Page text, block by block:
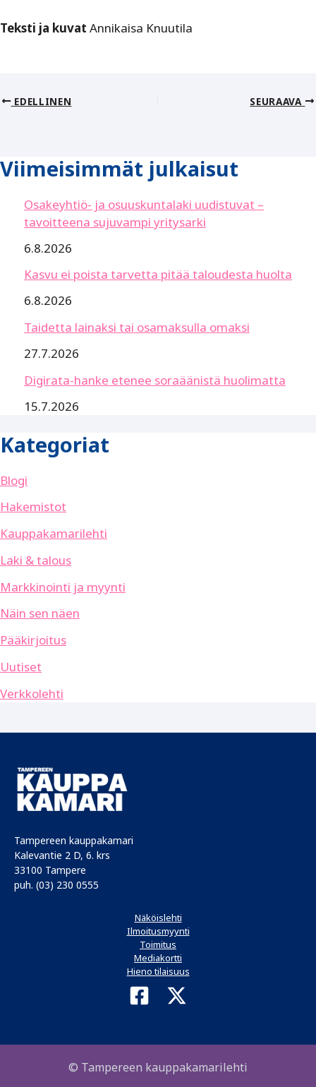
Teksti ja kuvat Annikaisa Knuutila
EDELLINEN SEURAAVA
Viimeisimmät julkaisut
Osakeyhtiö- ja osuuskuntalaki uudistuvat –
tavoitteena sujuvampi yritysarki
6.8.2026
Kasvu ei poista tarvetta pitää taloudesta huolta
6.8.2026
Taidetta lainaksi tai osamaksulla omaksi
27.7.2026
Digirata-hanke etenee soraäänistä huolimatta
15.7.2026
Kategoriat
Blogi
Hakemistot
Kauppakamarilehti
Laki & talous
Markkinointi ja myynti
Näin sen näen
Pääkirjoitus
Uutiset
Verkkolehti
Tampereen kauppakamari
Kalevantie 2 D, 6. krs
33100 Tampere
puh. (03) 230 0555
Näköislehti
Ilmoitusmyynti
Toimitus
Mediakortti
Hieno tilaisuus
© Tampereen kauppakamarilehti